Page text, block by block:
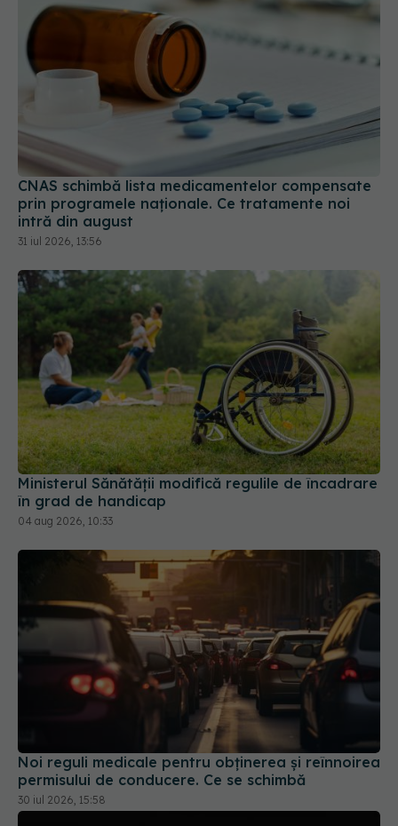
CNAS schimbă lista medicamentelor compensate
prin programele naționale. Ce tratamente noi
intră din august
31 iul 2026, 13:56
Ministerul Sănătății modifică regulile de încadrare
în grad de handicap
04 aug 2026, 10:33
Noi reguli medicale pentru obținerea și reînnoirea
permisului de conducere. Ce se schimbă